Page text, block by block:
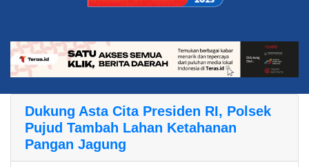
Dukung Asta Cita Presiden RI, Polsek
Pujud Tambah Lahan Ketahanan
Pangan Jagung